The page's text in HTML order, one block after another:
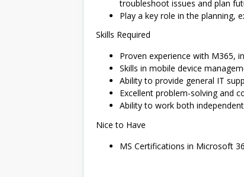
troubleshoot issues and plan
Play a key role in the planning,
Skills Required
Proven experience with M365,
Skills in mobile device
Ability to provide general IT
Excellent problem-solving and
Ability to work both
Nice to Have
MS Certifications in Microsoft